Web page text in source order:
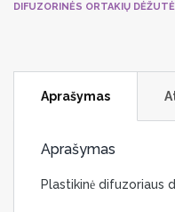
Brofer
DIFUZORINĖS ORTAKIŲ
Aprašymas
Aprašymas
Plastikinė difuzoriaus